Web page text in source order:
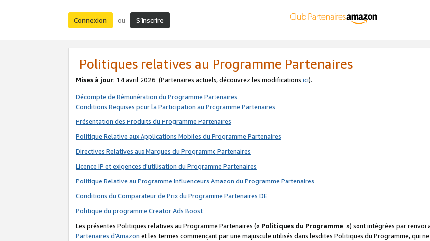
Connexion ou S’inscrire
Politiques relatives au Programme Partenaires
Mises à jour: 14 avril 2026 (Partenaires actuels, découvrez les modifications ici).
Décompte de Rémunération du Programme Partenaires
Conditions Requises pour la Participation au Programme Partenaires
Présentation des Produits du Programme Partenaires
Politique Relative aux Applications Mobiles du Programme Partenaires
Directives Relatives aux Marques du Programme Partenaires
Licence IP et exigences d'utilisation du Programme Partenaires
Politique Relative au Programme Influenceurs Amazon du Programme Partenaires
Conditions du Comparateur de Prix du Programme Partenaires DE
Politique du programme Creator Ads Boost
Les présentes Politiques relatives au Programme Partenaires (« Politiques du Programme ») sont intégrées par renvoi
Partenaires d'Amazon et les termes commençant par une majuscule utilisés dans lesdites Politiques du Programme, qui